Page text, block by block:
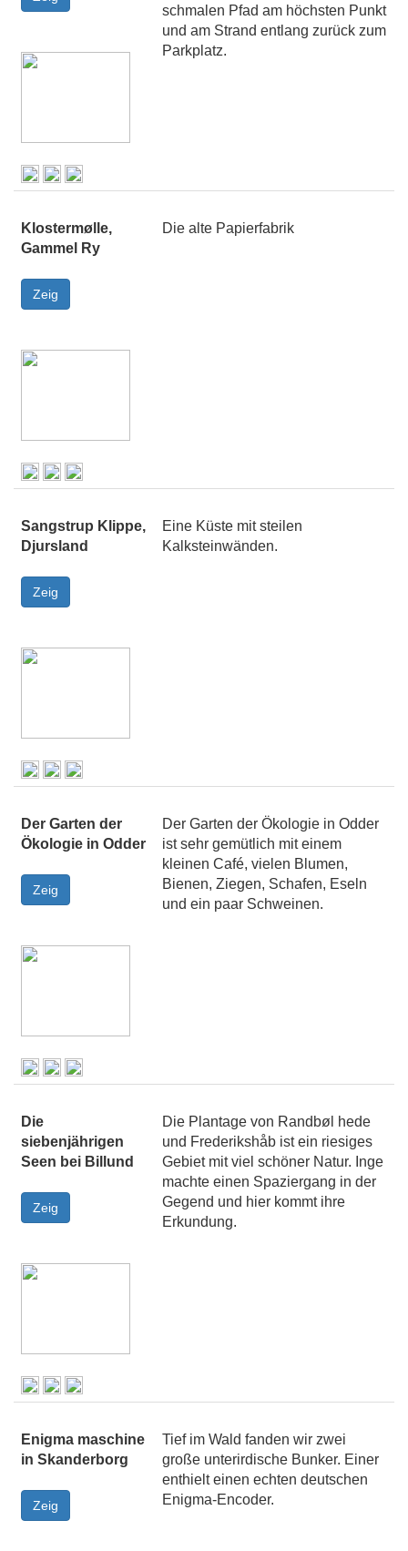
schmalen Pfad am höchsten Punkt
und am Strand entlang zurück zum
Parkplatz.
Klostermølle,
Gammel Ry
Die alte Papierfabrik
Sangstrup Klippe,
Djursland
Eine Küste mit steilen
Kalksteinwänden.
Der Garten der
Ökologie in Odder
Der Garten der Ökologie in Odder
ist sehr gemütlich mit einem
kleinen Café, vielen Blumen,
Bienen, Ziegen, Schafen, Eseln
und ein paar Schweinen.
Die
siebenjährigen
Seen bei Billund
Die Plantage von Randbøl hede
und Frederikshåb ist ein riesiges
Gebiet mit viel schöner Natur. Inge
machte einen Spaziergang in der
Gegend und hier kommt ihre
Erkundung.
Enigma maschine
in Skanderborg
Tief im Wald fanden wir zwei
große unterirdische Bunker. Einer
enthielt einen echten deutschen
Enigma-Encoder.